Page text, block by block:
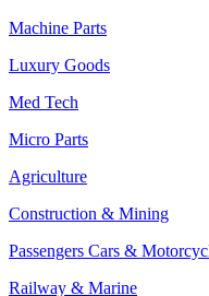
Machine Parts
Luxury Goods
Med Tech
Micro Parts
Agriculture
Construction & Mining
Passengers Cars &
Railway & Marine